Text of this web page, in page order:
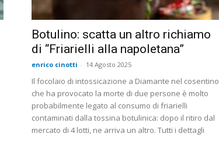
Botulino: scatta un altro richiamo
di “Friarielli alla napoletana”
enrico cinotti - 14 Agosto 2025
Il focolaio di intossicazione a Diamante nel cosentino
che ha provocato la morte di due persone è molto
probabilmente legato al consumo di friarielli
contaminati dalla tossina botulinica: dopo il ritiro dal
mercato di 4 lotti, ne arriva un altro. Tutti i dettagli